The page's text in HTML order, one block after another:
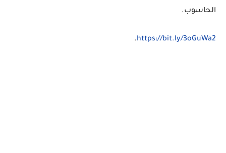
الحاسوب.
https://bit.ly/3oGuWa2
.